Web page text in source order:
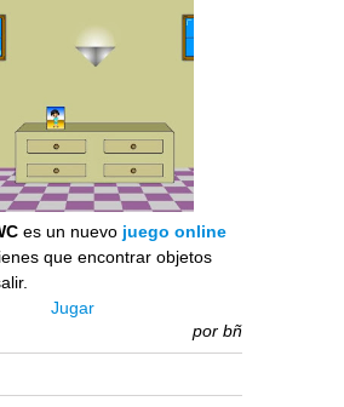
es un nuevo juego online
que encontrar objetos
Jugar
por bñ